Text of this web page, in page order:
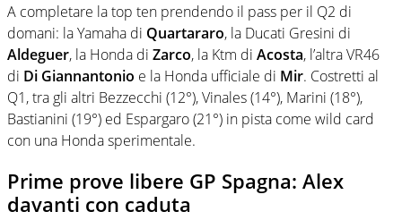
A completare la top ten prendendo il pass per il Q2 di
domani: la Yamaha di Quartararo, la Ducati Gresini di
Aldeguer, la Honda di Zarco, la Ktm di Acosta, l’altra VR46
di Di Giannantonio e la Honda ufficiale di Mir. Costretti al
Q1, tra gli altri Bezzecchi (12°), Vinales (14°), Marini (18°),
Bastianini (19°) ed Espargaro (21°) in pista come wild card
con una Honda sperimentale.
Prime prove libere GP Spagna: Alex
davanti con caduta